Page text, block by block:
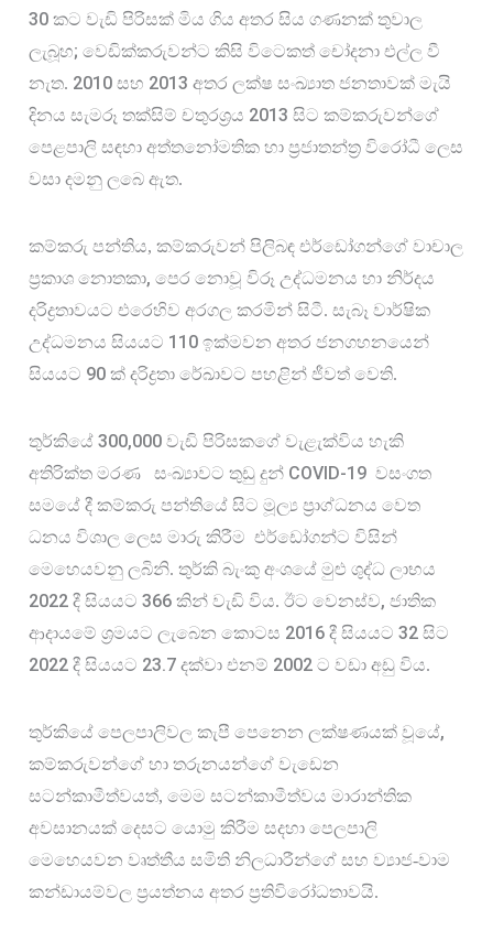
30 කට වැඩි පිරිසක් මිය ගිය අතර සිය ගණනක් තුවාල
ලැබූහ; වෙඩික්කරුවන්ට කිසි විටෙකත් චෝදනා එල්ල වී
නැත. 2010 සහ 2013 අතර ලක්ෂ සංඛ්‍යාත ජනතාවක් මැයි
දිනය සැමරූ තක්සිම් චතුරශ්‍රය 2013 සිට කම්කරුවන්ගේ
පෙළපාලි සඳහා අත්තනෝමතික හා ප්‍රජාතන්ත්‍ර විරෝධී ලෙස
වසා දමනු ලබෙ ඇත.
කම්කරු පන්තිය, කම්කරුවන් පිලිබඳ එර්ඩෝගන්ගේ වාචාල
ප්‍රකාශ නොතකා, පෙර නොවූ විරූ උද්ධමනය හා නිර්දය
දරිද්‍රතාවයට එරෙහිව අරගල කරමින් සිටී. සැබෑ වාර්ෂික
උද්ධමනය සියයට 110 ඉක්මවන අතර ජනගහනයෙන්
සියයට 90 ක් දරිද්‍රතා රේඛාවට පහළින් ජීවත් වෙති.
තුර්කියේ 300,000 වැඩි පිරිසකගේ වැළැක්විය හැකි
අතිරික්ත මරණ
සංඛ්‍යාවට තුඩු දුන් COVID-19 වසංගත
සමයේ දී කම්කරු පන්තියේ සිට මූල්‍ය ප්‍රාග්ධනය වෙත
ධනය විශාල ලෙස මාරු කිරීම එර්ඩෝගන්ට විසින්
2022 දී සියයට 366 කින් වැඩි විය. ඊට වෙනස්ව, ජාතික
ආදායමේ ශ්‍රමයට ලැබෙන කොටස 2016 දී සියයට 32
2022 දී සියයට 23.7 දක්වා එනම් 2002 ට වඩා අඩු විය.
තුර්කියේ පෙලපාලිවල කැපී පෙනෙන ලක්ෂණයක් වූයේ
කම්කරුවන්ගේ හා තරුනයන්ගේ වැඩෙන
සටන්කාමීත්වයත්, මෙම සටන්කාමීත්වය මාරාන්තික
අවසානයක් දෙසට යොමු කිරීම සදහා පෙලපාලි
මෙහෙයවන වෘත්තීය සමිති නිලධාරීන්ගේ සහ ව්‍යාජ-වාම
කන්ඩායම්වල ප්‍රයත්නය අතර ප්‍රතිවිරෝධතාවයි.